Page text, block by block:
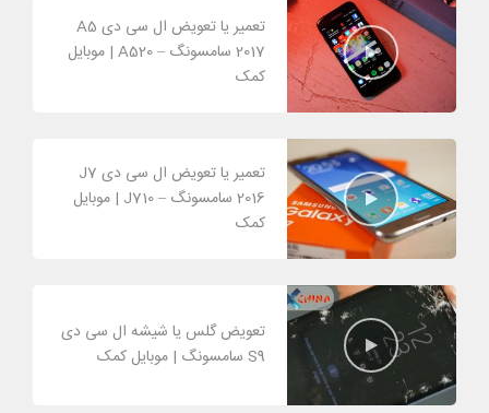
تعمیر یا تعویض ال سی دی A5
2017 سامسونگ – A520 | موبایل
کمک
تعمیر یا تعویض ال سی دی J7
2016 سامسونگ – J710 | موبایل
کمک
تعویض گلس یا شیشه ال سی دی
S9 سامسونگ | موبایل کمک